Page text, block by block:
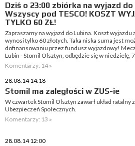
Dziś o 23:00 zbiórka na wyjazd do
Wszyscy pod TESCO! KOSZT
TYLKO 60 ZŁ!
Zapraszamy na wyjazd do Lubina. Koszt wyjazdu
wynosi tylko 60 złotych. Taka niska suma jest
dofinansowaniu przez fundusz wyjazdowy! Mecz
Lubin - Stomil Olsztyn, odbędzie się w niedzielę,
Komentarzy: 14 »
28.08.14 14:18
Stomil ma zaległości w ZUS-ie
W czwartek Stomil Olsztyn zawarł układ ratalny
Ubezpieczeń Społecznych.
Komentarzy: 13 »
28.08.14 12:00